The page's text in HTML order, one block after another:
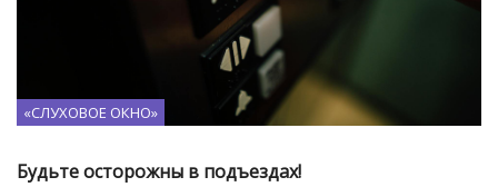
«СЛУХОВОЕ ОКНО»
Будьте осторожны в подъездах!